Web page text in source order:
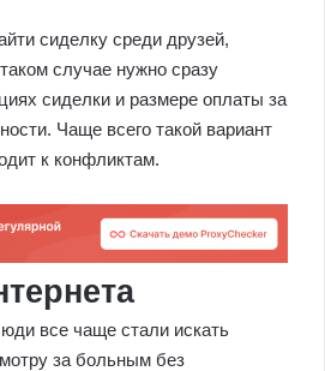
сиделку среди друзей,
случае нужно сразу
сиделки и размере оплаты за
Чаще всего такой вариант
к конфликтам.
все чаще стали искать
за больным без